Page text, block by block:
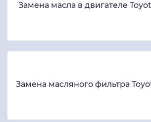
Замена масла в двигателе
Замена масляного фильтра